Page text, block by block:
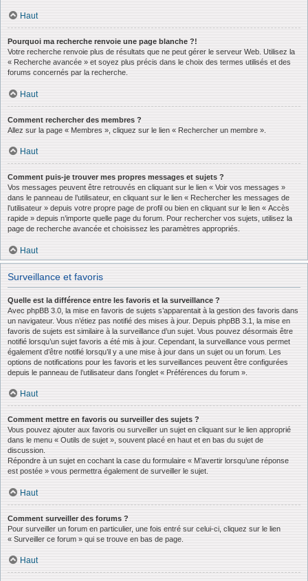
Haut
Pourquoi ma recherche renvoie une page blanche ?!
Votre recherche renvoie plus de résultats que ne peut gérer le serveur Web. Utilisez la
« Recherche avancée » et soyez plus précis dans le choix des termes utilisés et des
forums concernés par la recherche.
Haut
Comment rechercher des membres ?
Allez sur la page « Membres », cliquez sur le lien « Rechercher un membre ».
Haut
Comment puis-je trouver mes propres messages et sujets ?
Vos messages peuvent être retrouvés en cliquant sur le lien « Voir vos messages »
dans le panneau de l’utilisateur, en cliquant sur le lien « Rechercher les messages de
l’utilisateur » depuis votre propre page de profil ou bien en cliquant sur le lien « Accès
rapide » depuis n’importe quelle page du forum. Pour rechercher vos sujets, utilisez la
page de recherche avancée et choisissez les paramètres appropriés.
Haut
Surveillance et favoris
Quelle est la différence entre les favoris et la surveillance ?
Avec phpBB 3.0, la mise en favoris de sujets s’apparentait à la gestion des favoris dans
un navigateur. Vous n’étiez pas notifié des mises à jour. Depuis phpBB 3.1, la mise en
favoris de sujets est similaire à la surveillance d’un sujet. Vous pouvez désormais être
notifié lorsqu’un sujet favoris a été mis à jour. Cependant, la surveillance vous permet
également d’être notifié lorsqu’il y a une mise à jour dans un sujet ou un forum. Les
options de notifications pour les favoris et les surveillances peuvent être configurées
depuis le panneau de l’utilisateur dans l’onglet « Préférences du forum ».
Haut
Comment mettre en favoris ou surveiller des sujets ?
Vous pouvez ajouter aux favoris ou surveiller un sujet en cliquant sur le lien approprié
dans le menu « Outils de sujet », souvent placé en haut et en bas du sujet de
discussion.
Répondre à un sujet en cochant la case du formulaire « M’avertir lorsqu’une réponse
est postée » vous permettra également de surveiller le sujet.
Haut
Comment surveiller des forums ?
Pour surveiller un forum en particulier, une fois entré sur celui-ci, cliquez sur le lien
« Surveiller ce forum » qui se trouve en bas de page.
Haut